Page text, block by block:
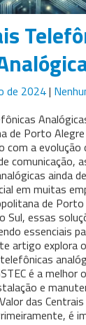
de 2024|
de Porto
com a evolução
comunicação,
ainda
em muitas
de Porto
Sul, essas
essenciais
artigo explora
é a melhor
e
das
é